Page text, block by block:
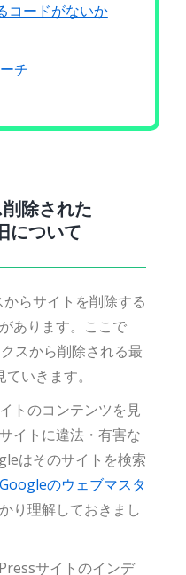
コードがないか
チ
除された
について
らサイトを削除する
あります。ここで
スから削除される最
いきます。
トのコンテンツを見
イトに違法・有害な
はそのサイトを検索
Googleのウェブマスタ
り理解しておきまし
サイトのインデ